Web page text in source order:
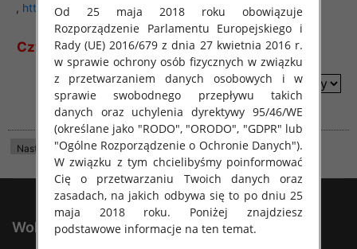
, https://www.wolkafashion.pl/wkladki-do-butow.aspx
Czytaj więcej
sortuj według
W trakcie aktualizacji
Następna strona Ostatnia Strona
WolkaFashion.PL
Od 25 maja 2018 roku obowiązuje
Rozporządzenie Parlamentu Europejskiego i
Rady (UE) 2016/679 z dnia 27 kwietnia 2016 r.
w sprawie ochrony osób fizycznych w związku
z przetwarzaniem danych osobowych i w
sprawie swobodnego przepływu takich
danych oraz uchylenia dyrektywy 95/46/WE
(określane jako "RODO", "ORODO", "GDPR" lub
"Ogólne Rozporządzenie o Ochronie Danych").
W związku z tym chcielibyśmy poinformować
Cię o przetwarzaniu Twoich danych oraz
zasadach, na jakich odbywa się to po dniu 25
maja 2018 roku. Poniżej znajdziesz
podstawowe informacje na ten temat.